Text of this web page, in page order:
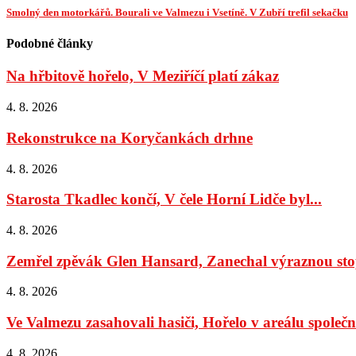
Smolný den motorkářů. Bourali ve Valmezu i Vsetíně. V Zubří trefil sekačku
Podobné články
Na hřbitově hořelo, V Meziříčí platí zákaz
4. 8. 2026
Rekonstrukce na Koryčankách drhne
4. 8. 2026
Starosta Tkadlec končí, V čele Horní Lidče byl...
4. 8. 2026
Zemřel zpěvák Glen Hansard, Zanechal výraznou
4. 8. 2026
Ve Valmezu zasahovali hasiči, Hořelo v areálu
4. 8. 2026